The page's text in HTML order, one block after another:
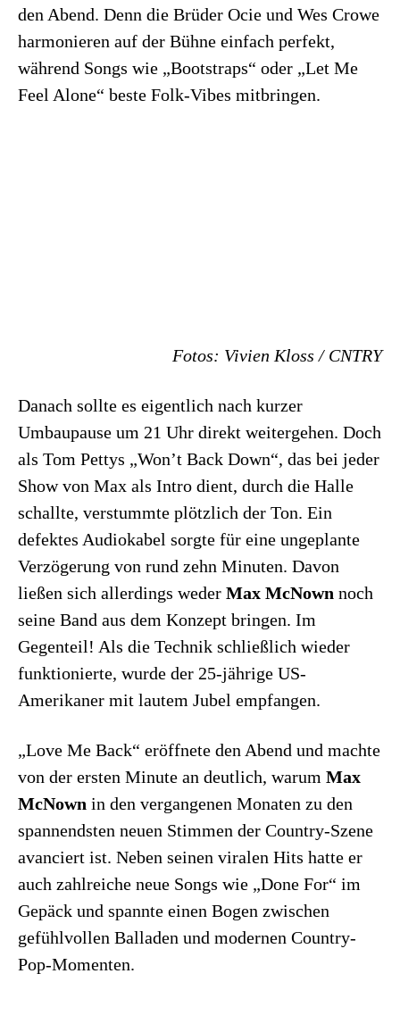
den Abend. Denn die Brüder Ocie und Wes Crowe
harmonieren auf der Bühne einfach perfekt,
während Songs wie „Bootstraps“ oder „Let Me
Feel Alone“ beste Folk-Vibes mitbringen.
Fotos: Vivien Kloss / CNTRY
Danach sollte es eigentlich nach kurzer
Umbaupause um 21 Uhr direkt weitergehen. Doch
als Tom Pettys „Won’t Back Down“, das bei jeder
Show von Max als Intro dient, durch die Halle
schallte, verstummte plötzlich der Ton. Ein
defektes Audiokabel sorgte für eine ungeplante
Verzögerung von rund zehn Minuten. Davon
ließen sich allerdings weder Max McNown noch
seine Band aus dem Konzept bringen. Im
Gegenteil! Als die Technik schließlich wieder
funktionierte, wurde der 25-jährige US-
Amerikaner mit lautem Jubel empfangen.
„Love Me Back“ eröffnete den Abend und machte
von der ersten Minute an deutlich, warum Max
McNown in den vergangenen Monaten zu den
spannendsten neuen Stimmen der Country-Szene
avanciert ist. Neben seinen viralen Hits hatte er
auch zahlreiche neue Songs wie „Done For“ im
Gepäck und spannte einen Bogen zwischen
gefühlvollen Balladen und modernen Country-
Pop-Momenten.